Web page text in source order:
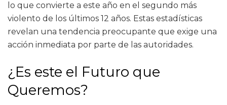
lo que convierte a este año en el segundo más
violento de los últimos 12 años. Estas estadísticas
revelan una tendencia preocupante que exige una
acción inmediata por parte de las autoridades.
¿Es este el Futuro que
Queremos?